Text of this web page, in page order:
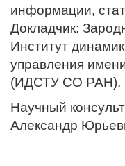
информации,
Докладчик:
Институт
управления
(ИДСТУ СО РАН).
Научный
Александр